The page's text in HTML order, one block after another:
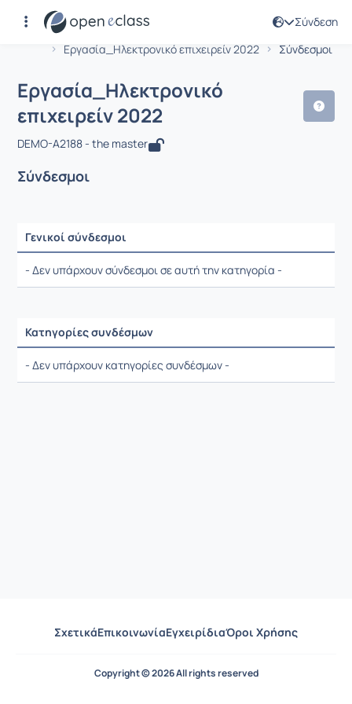
Σύνδεση
Αρχική Σελίδα
Εργασία_Ηλεκτρονικό επιχειρείν 2022
Σύνδεσμοι
Μάθημα : Εργασία_Ηλεκτρονικό
Εργασία_Ηλεκτρονικό
επιχειρείν 2022
DEMO-A2188 - the master
Σύνδεσμοι
Γενικοί σύνδεσμοι
Ρυθμίσεις επιλογής / Αποτελέσματα
- Δεν υπάρχουν σύνδεσμοι σε αυτή την κατηγορία -
Κατηγορίες συνδέσμων
Ρυθμίσεις επιλογής / Αποτελέσματα
- Δεν υπάρχουν κατηγορίες συνδέσμων -
ΣχετικάΕπικοινωνίαΕγχειρίδιαΌροι Χρήσης
Copyright © 2026 All rights reserved